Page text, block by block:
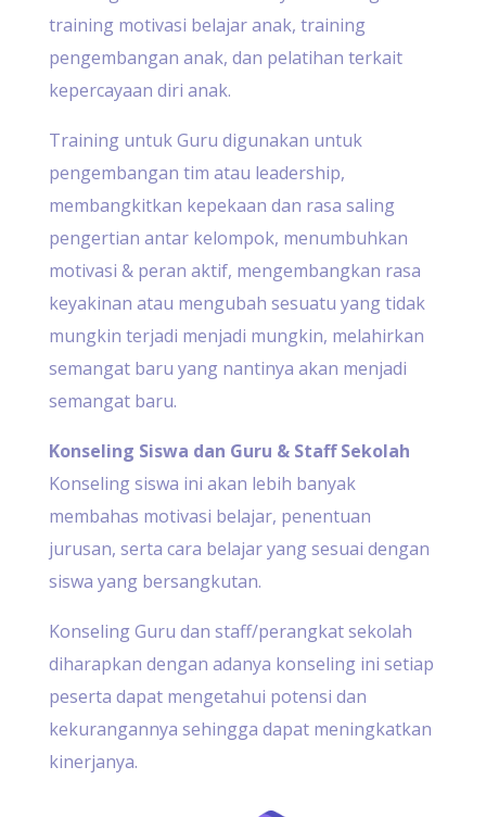
training motivasi belajar anak, training
pengembangan anak, dan pelatihan terkait
kepercayaan diri anak.
Training untuk Guru digunakan untuk
pengembangan tim atau leadership,
membangkitkan kepekaan dan rasa saling
pengertian antar kelompok, menumbuhkan
motivasi & peran aktif, mengembangkan rasa
keyakinan atau mengubah sesuatu yang tidak
mungkin terjadi menjadi mungkin, melahirkan
semangat baru yang nantinya akan menjadi
semangat baru.
Konseling Siswa dan Guru & Staff Sekolah
Konseling siswa ini akan lebih banyak
membahas motivasi belajar, penentuan
jurusan, serta cara belajar yang sesuai dengan
siswa yang bersangkutan.
Konseling Guru dan staff/perangkat sekolah
diharapkan dengan adanya konseling ini setiap
peserta dapat mengetahui potensi dan
kekurangannya sehingga dapat meningkatkan
kinerjanya.